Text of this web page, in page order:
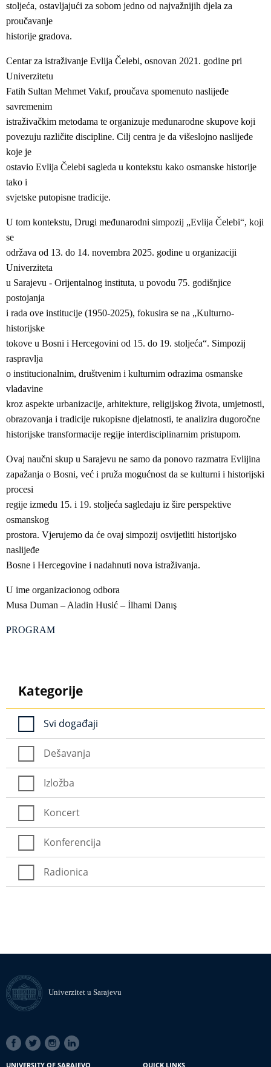
stoljeća, ostavljajući za sobom jedno od najvažnijih djela za
proučavanje
historije gradova.
Centar za istraživanje Evlija Čelebi, osnovan 2021. godine pri
Univerzitetu
Fatih Sultan Mehmet Vakıf, proučava spomenuto naslijeđe
savremenim
istraživačkim metodama te organizuje međunarodne skupove koji
povezuju različite discipline. Cilj centra je da višeslojno naslijeđe
koje je
ostavio Evlija Čelebi sagleda u kontekstu kako osmanske historije
tako i
svjetske putopisne tradicije.
U tom kontekstu, Drugi međunarodni simpozij „Evlija Čelebi“, koji
se
održava od 13. do 14. novembra 2025. godine u organizaciji
Univerziteta
u Sarajevu - Orijentalnog instituta, u povodu 75. godišnjice
postojanja
i rada ove institucije (1950-2025), fokusira se na „Kulturno-
historijske
tokove u Bosni i Hercegovini od 15. do 19. stoljeća“. Simpozij
raspravlja
o institucionalnim, društvenim i kulturnim odrazima osmanske
vladavine
kroz aspekte urbanizacije, arhitekture, religijskog života, umjetnosti,
obrazovanja i tradicije rukopisne djelatnosti, te analizira dugoročne
historijske transformacije regije interdisciplinarnim pristupom.
Ovaj naučni skup u Sarajevu ne samo da ponovo razmatra Evlijina
zapažanja o Bosni, već i pruža mogućnost da se kulturni i historijski
procesi
regije između 15. i 19. stoljeća sagledaju iz šire perspektive
osmanskog
prostora. Vjerujemo da će ovaj simpozij osvijetliti historijsko
naslijeđe
Bosne i Hercegovine i nadahnuti nova istraživanja.
U ime organizacionog odbora
Musa Duman – Aladin Husić – İlhami Danış
PROGRAM
Kategorije
Svi događaji
Dešavanja
Izložba
Koncert
Konferencija
Radionica
Univerzitet u Sarajevu
SOCIAL
LINKS
UNIVERSITY OF SARAJEVO
QUICK LINKS